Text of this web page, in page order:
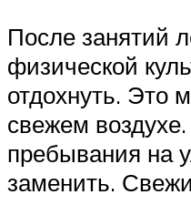
После занятий
физической
отдохнуть. Это
свежем
пребывания на
заменить.